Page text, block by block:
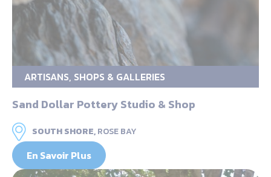
ARTISANS, SHOPS & GALLERIES
Sand Dollar Pottery Studio & Shop
SOUTH SHORE,ROSE BAY
En Savoir Plus